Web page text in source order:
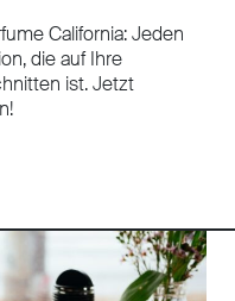
California: Jeden
die auf Ihre
ist. Jetzt